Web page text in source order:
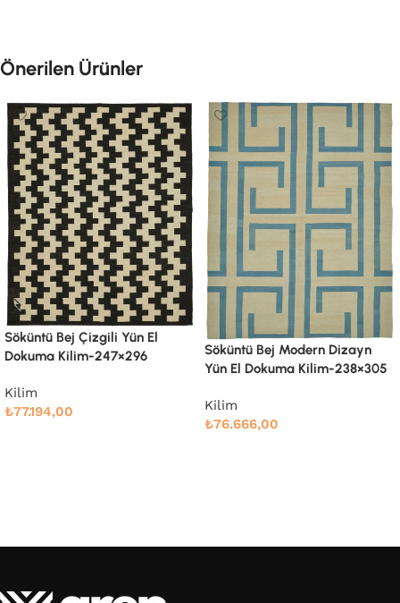
Önerilen Ürünler
Söküntü Bej Modern Dizayn
Kilim
Söküntü Bej Modern Dizayn
Kilim
88.810,00